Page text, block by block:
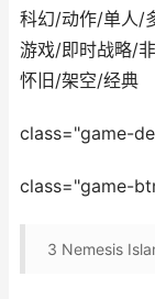
科幻/动作/单人/
游戏/即时战略/
怀旧/架空/经典
class="game-
class="game-
3 Nemesis